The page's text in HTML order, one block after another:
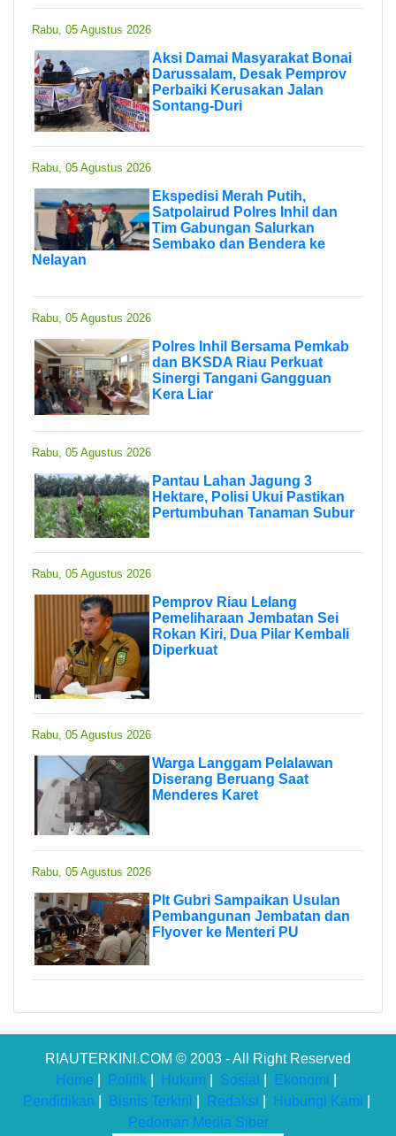
Rabu, 05 Agustus 2026
Aksi Damai Masyarakat Bonai
Darussalam, Desak Pemprov
Perbaiki Kerusakan Jalan
Sontang-Duri
Rabu, 05 Agustus 2026
Ekspedisi Merah Putih,
Satpolairud Polres Inhil dan
Tim Gabungan Salurkan
Sembako dan Bendera ke
Nelayan
Rabu, 05 Agustus 2026
Polres Inhil Bersama Pemkab
dan BKSDA Riau Perkuat
Sinergi Tangani Gangguan
Kera Liar
Rabu, 05 Agustus 2026
Pantau Lahan Jagung 3
Hektare, Polisi Ukui Pastikan
Pertumbuhan Tanaman Subur
Rabu, 05 Agustus 2026
Pemprov Riau Lelang
Pemeliharaan Jembatan Sei
Rokan Kiri, Dua Pilar Kembali
Diperkuat
Rabu, 05 Agustus 2026
Warga Langgam Pelalawan
Diserang Beruang Saat
Menderes Karet
Rabu, 05 Agustus 2026
Plt Gubri Sampaikan Usulan
Pembangunan Jembatan dan
Flyover ke Menteri PU
RIAUTERKINI.COM © 2003 - All Right Reserved
Home
Politik Hukum Sosial Ekonomi
Pendidikan
Bisnis Terkini Redaksi Hubungi Kami
Pedoman Media Siber